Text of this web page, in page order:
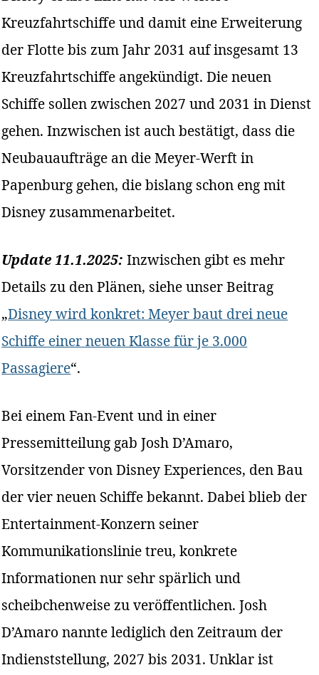
Kreuzfahrtschiffe und damit eine Erweiterung
der Flotte bis zum Jahr 2031 auf insgesamt 13
Kreuzfahrtschiffe angekündigt. Die neuen
Schiffe sollen zwischen 2027 und 2031 in Dienst
gehen. Inzwischen ist auch bestätigt, dass die
Neubauaufträge an die Meyer-Werft in
Papenburg gehen, die bislang schon eng mit
Disney zusammenarbeitet.
Update 11.1.2025:Inzwischen gibt es mehr
Details zu den Plänen, siehe unser Beitrag
„Disney wird konkret: Meyer baut drei neue
Schiffe einer neuen Klasse für je 3.000
Passagiere“.
Bei einem Fan-Event und in einer
Pressemitteilung gab Josh D’Amaro,
Vorsitzender von Disney Experiences, den Bau
der vier neuen Schiffe bekannt. Dabei blieb der
Entertainment-Konzern seiner
Kommunikationslinie treu, konkrete
Informationen nur sehr spärlich und
scheibchenweise zu veröffentlichen. Josh
D’Amaro nannte lediglich den Zeitraum der
Indienststellung, 2027 bis 2031. Unklar ist